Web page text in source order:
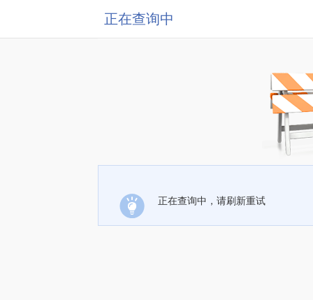
正在查询中
正在查询中，请刷新重试